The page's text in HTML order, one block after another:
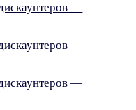
—
—
—